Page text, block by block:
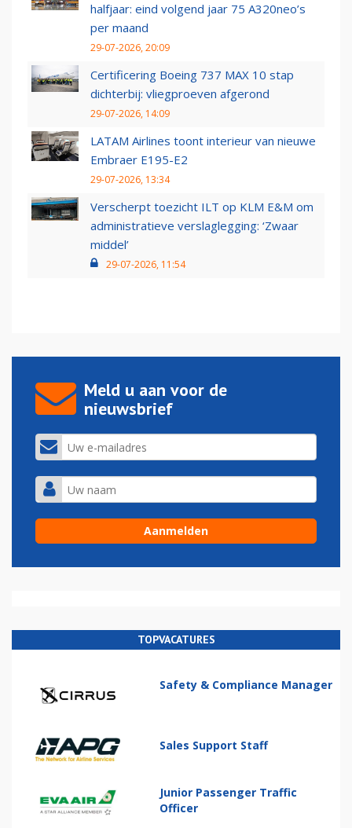
halfjaar: eind volgend jaar 75 A320neo’s
per maand
29-07-2026, 20:09
Certificering Boeing 737 MAX 10 stap
dichterbij: vliegproeven afgerond
29-07-2026, 14:09
LATAM Airlines toont interieur van nieuwe
Embraer E195-E2
29-07-2026, 13:34
Verscherpt toezicht ILT op KLM E&M om
administratieve verslaglegging: ‘Zwaar
middel’
29-07-2026, 11:54
Meld u aan voor de
nieuwsbrief
TOPVACATURES
Safety & Compliance Manager
Sales Support Staff
Junior Passenger Traffic
Officer